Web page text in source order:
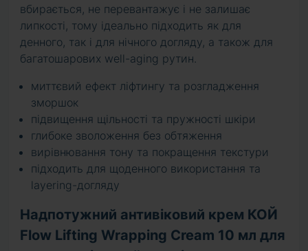
вбирається, не перевантажує і не залишає
липкості, тому ідеально підходить як для
денного, так і для нічного догляду, а також для
багатошарових well-aging рутин.
миттєвий ефект ліфтингу та розгладження
зморшок
підвищення щільності та пружності шкіри
глибоке зволоження без обтяження
вирівнювання тону та покращення текстури
підходить для щоденного використання та
layering-догляду
Надпотужний антивіковий крем КОЙ
Flow Lifting Wrapping Cream 10 мл для